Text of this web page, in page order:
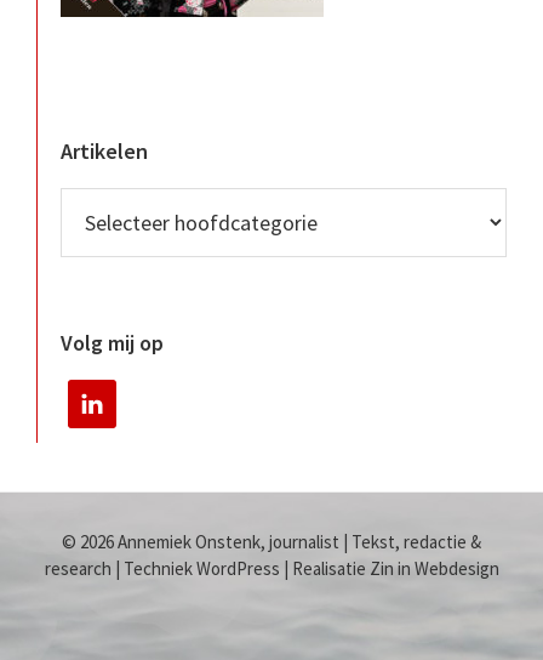
Artikelen
Volg mij op
© 2026 Annemiek Onstenk, journalist | Tekst, redactie &
research | Techniek WordPress | Realisatie Zin in Webdesign